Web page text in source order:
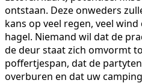
ontstaan. Deze onweders
kans op veel regen, veel
hagel. Niemand wil dat de
de deur staat zich omvormt
poffertjespan, dat de
overburen en dat uw